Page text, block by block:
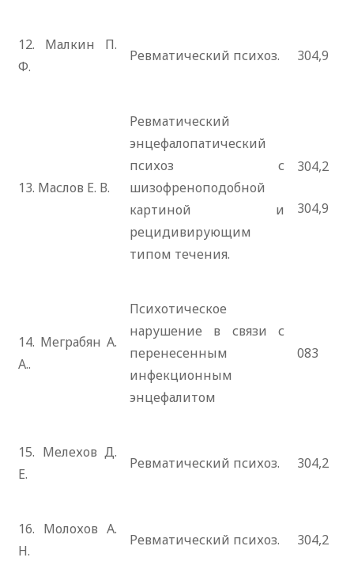
12. Малкин П.
Ф.
Ревматический психоз. 304,9
13. Маслов Е. В.
Ревматический
энцефалопатический
психоз с
шизофреноподобной
картиной и
рецидивирующим
типом течения.
304,2
304,9
14. Меграбян А.
А..
Психотическое
нарушение в связи с
перенесенным
инфекционным
энцефалитом
083
15. Мелехов Д.
Е.
Ревматический психоз. 304,2
16. Молохов А.
Н.
Ревматический психоз. 304,2